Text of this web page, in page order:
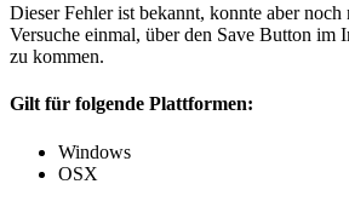
Dieser Fehler ist bekannt, konnte aber
Versuche einmal, über den Save Button im
zu kommen.
Gilt für folgende Plattformen:
Windows
OSX